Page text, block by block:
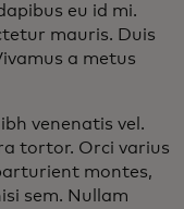
eu id mi.
mauris. Duis
a metus
venenatis vel.
tortor. Orci varius
montes,
sem. Nullam